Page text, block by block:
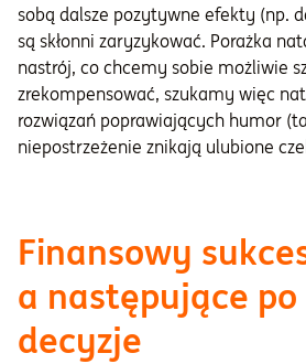
sobą dalsze pozytywne efekty (np.
są skłonni zaryzykować. Porażka
nastrój, co chcemy sobie możliwie
zrekompensować, szukamy więc
rozwiązań poprawiających humor
niepostrzeżenie znikają ulubione
Finansowy
a następujące po
decyzje